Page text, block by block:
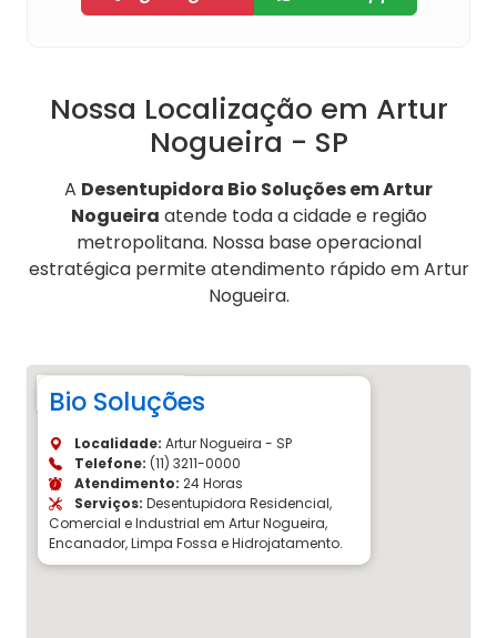
Nossa Localização em Artur
Nogueira - SP
A Desentupidora Bio Soluções em Artur
Nogueira atende toda a cidade e região
metropolitana. Nossa base operacional
estratégica permite atendimento rápido em Artur
Nogueira.
Bio Soluções
Localidade: Artur Nogueira - SP
Telefone: (11) 3211-0000
Atendimento: 24 Horas
Serviços: Desentupidora Residencial,
Comercial e Industrial em Artur Nogueira,
Encanador, Limpa Fossa e Hidrojatamento.